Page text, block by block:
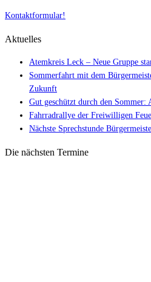
Kontaktformular!
Aktuelles
Atemkreis Leck – Neue Gruppe
Sommerfahrt mit dem
Zukunft
Gut geschützt durch den Sommer:
Fahrradrallye der Freiwilligen
Nächste Sprechstunde
Die nächsten Termine